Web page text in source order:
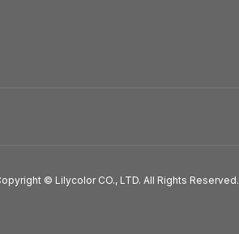
© Lilycolor CO., LTD. All Rights Reserved.